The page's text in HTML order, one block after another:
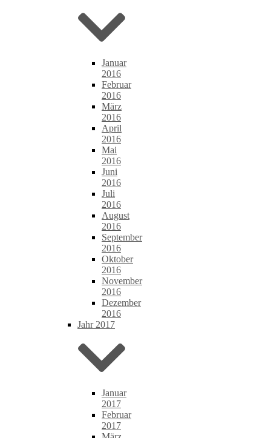
Januar
2016
Februar
2016
März
2016
April
2016
Mai
2016
Juni
2016
Juli
2016
August
2016
September
2016
Oktober
2016
November
2016
Dezember
2016
Jahr 2017
Januar
2017
Februar
2017